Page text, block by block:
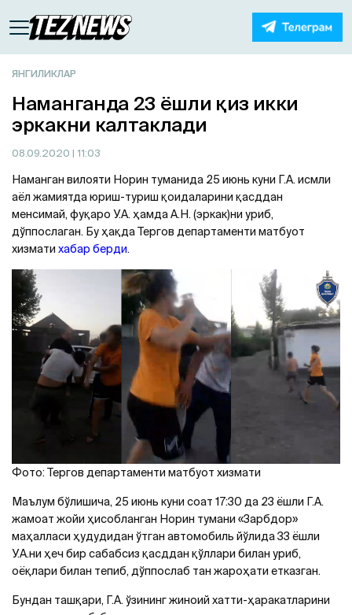
ЯНГИЛИКЛАР
Наманганда 23 ёшли қиз икки
эркакни калтаклади
08.09.2020 | 11:03
Наманган вилояти Норин туманида 25 июнь куни Г.A. исмли
аёл жамиятда юриш-туриш қоидаларини қасддан
менсимай, фуқаро У.A. ҳамда A.Н. (эркак)ни уриб,
дўппослаган. Бу ҳақда Тергов департаменти матбуот
хизмати хабар берди.
Фото: Тергов департаменти матбуот хизмати
Маълум бўлишича, 25 июнь куни соат 17:30 да 23 ёшли Г.A.
жамоат жойи ҳисобланган Норин тумани «Зарбдор»
маҳалласи ҳудудидан ўтган автомобиль йўлида 33 ёшли
У.A.ни ҳеч бир сабабсиз қасддан қўллари билан уриб,
оёқлари билан тепиб, дўппослаб тан жароҳати етказган.
Бундан ташқари, Г.A. ўзининг жиноий хатти-ҳаракатларини